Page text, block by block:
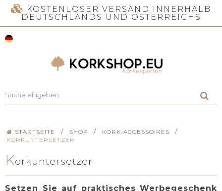
KOSTENLOSER VERSAND INNERHALB
DEUTSCHLANDS UND ÖSTERREICHS
STARTSEITE / SHOP / KORK-ACCESSOIRES /
KORKUNTERSETZER
Korkuntersetzer
Setzen Sie auf praktisches Werbegeschenk